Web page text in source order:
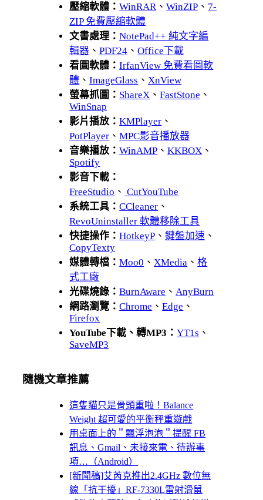
壓縮軟體：WinRAR 、WinZIP 、 7-
ZIP 免費壓縮軟體
文書處理：NotePad++ 純文字編
輯器 、PDF24 、Office下載
看圖軟體：IrfanView 免費看圖軟
體 、ImageGlass 、 XnView
螢幕抓圖： ShareX 、FastStone 、
WinSnap
影片播放：KMPlayer 、
PotPlayer 、MPC影音播放器
音樂播放：WinAMP 、KKBOX 、
Spotify
影音下載：
FreeStudio 、 CutYouTube
系統工具：CCleaner 、
RevoUninstaller 軟體移除工具
快捷操作：HotkeyP 、鍵盤加速 、
CopyTexty
媒體轉檔：Moo0 、 XMedia 、格
式工廠
光碟燒錄：BurnAware 、 AnyBurn
網路瀏覽：Chrome 、Edge 、
Firefox
YouTube下載、轉MP3：YT1s 、
SaveMP3
隨機文章推薦
這隻貓只是骨頭重啦！Balance
Weight 超可愛的平衡秤重遊戲
用桌面上的＂飄浮泡泡＂提醒 FB
訊息、Gmail、未接來電、待辦事
項…（Android）
[新聞稿]艾芮克推出2.4GHz 數位無
線「抗干擾」RF-7330L雷射滑鼠